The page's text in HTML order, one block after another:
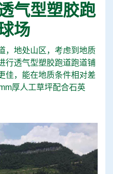
气型塑胶跑
场
，地处山区，考虑到地质
行透气型塑胶跑道跑道铺
佳，能在地质条件相对差
厚人工草坪配合石英